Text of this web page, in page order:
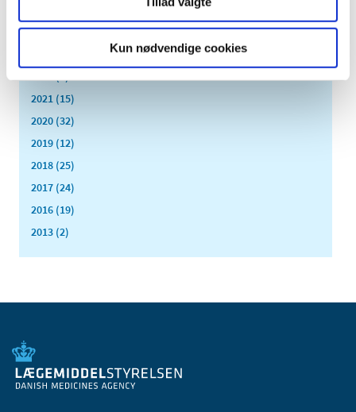
Kun nødvendige cookies
april (1)
2021 (15)
2020 (32)
2019 (12)
2018 (25)
2017 (24)
2016 (19)
2013 (2)